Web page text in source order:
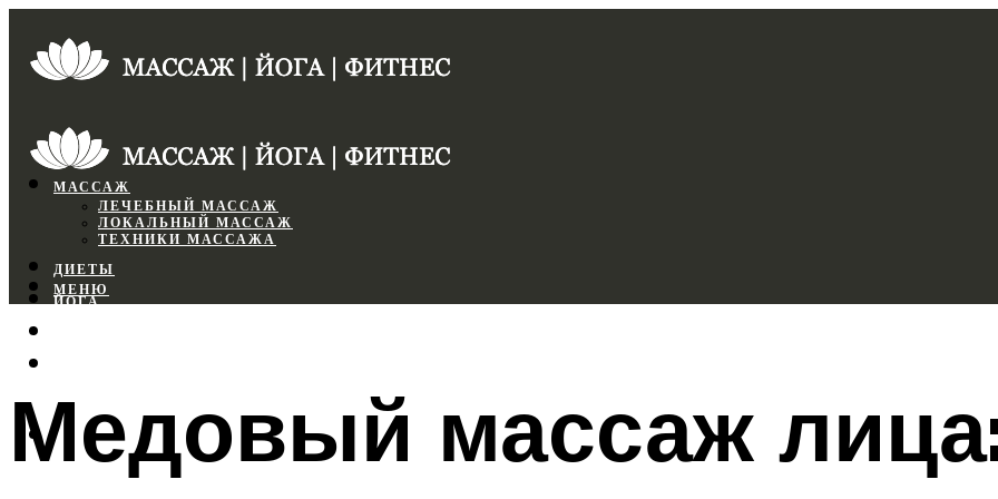
МАССАЖ
ЛЕЧЕБНЫЙ МАССАЖ
ЛОКАЛЬНЫЙ МАССАЖ
ТЕХНИКИ МАССАЖА
ДИЕТЫ
ЙОГА
МЕНЮ
МЕНЮ
Медовый массаж